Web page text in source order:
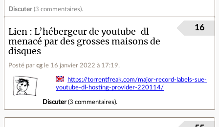
Discuter (3 commentaires).
Lien
L’hébergeur de youtube-dl
menacé par des grosses maisons de
disques
Posté par cg le 16 janvier 2022 à 17:19.
16
https://torrentfreak.com/major-record-labels-sue-
youtube-dl-hosting-provider-220114/
Discuter(3 commentaires).